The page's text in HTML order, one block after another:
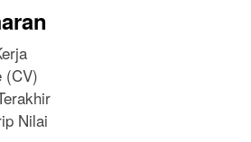
(CV)
Nilai